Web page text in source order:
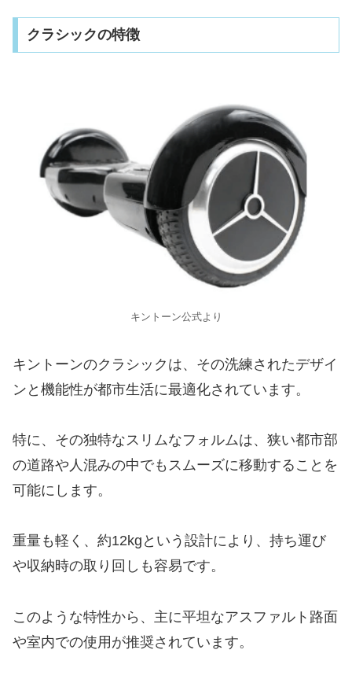
クラシックの特徴
キントーン公式より
キントーンのクラシックは、その洗練されたデザイ
ンと機能性が都市生活に最適化されています。
特に、その独特なスリムなフォルムは、狭い都市部
の道路や人混みの中でもスムーズに移動することを
可能にします。
重量も軽く、約12kgという設計により、持ち運び
や収納時の取り回しも容易です。
このような特性から、主に平坦なアスファルト路面
や室内での使用が推奨されています。